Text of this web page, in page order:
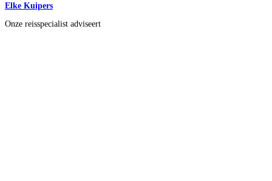
Elke Kuipers
Onze reisspecialist adviseert